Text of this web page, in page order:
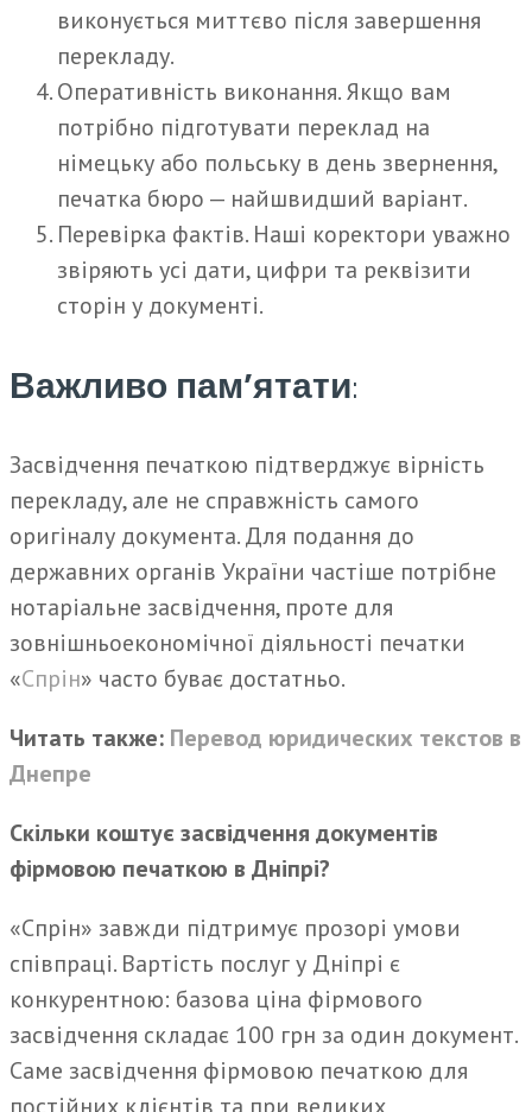
виконується миттєво після завершення
перекладу.
Оперативність виконання. Якщо вам
потрібно підготувати переклад на
німецьку або польську в день звернення,
печатка бюро — найшвидший варіант.
Перевірка фактів. Наші коректори уважно
звіряють усі дати, цифри та реквізити
сторін у документі.
Важливо пам’ятати:
Засвідчення печаткою підтверджує вірність
перекладу, але не справжність самого
оригіналу документа. Для подання до
державних органів України частіше потрібне
нотаріальне засвідчення, проте для
зовнішньоекономічної діяльності печатки
«Спрін» часто буває достатньо.
Читать также: Перевод юридических текстов в
Днепре
Скільки коштує засвідчення документів
фірмовою печаткою в Дніпрі?
«Спрін» завжди підтримує прозорі умови
співпраці. Вартість послуг у Дніпрі є
конкурентною: базова ціна фірмового
засвідчення складає 100 грн за один документ.
Саме засвідчення фірмовою печаткою для